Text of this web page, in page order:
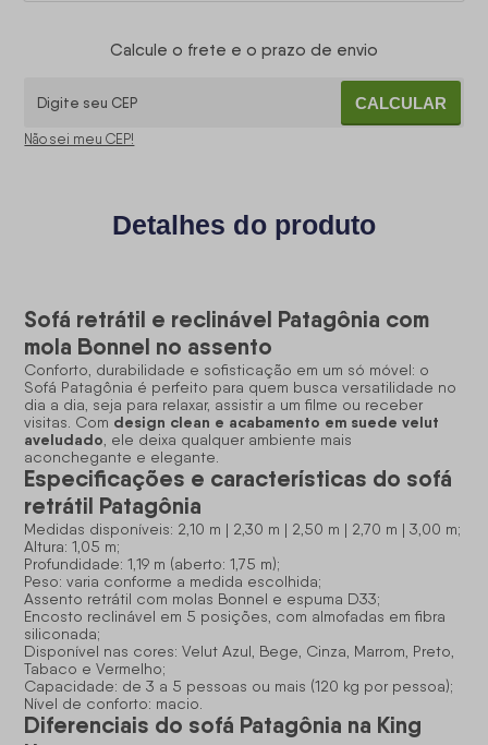
Calcule o frete e o prazo de envio
CALCULAR
Não sei meu CEP!
Detalhes do produto
Sofá retrátil e reclinável Patagônia com
mola Bonnel no assento
Conforto, durabilidade e sofisticação em um só móvel: o
Sofá Patagônia é perfeito para quem busca versatilidade no
dia a dia, seja para relaxar, assistir a um filme ou receber
visitas. Com design clean e acabamento em suede velut
aveludado, ele deixa qualquer ambiente mais
aconchegante e elegante.
Especificações e características do sofá
retrátil Patagônia
Medidas disponíveis: 2,10 m | 2,30 m | 2,50 m | 2,70 m | 3,00 m;
Altura: 1,05 m;
Profundidade: 1,19 m (aberto: 1,75 m);
Peso: varia conforme a medida escolhida;
Assento retrátil com molas Bonnel e espuma D33;
Encosto reclinável em 5 posições, com almofadas em fibra
siliconada;
Disponível nas cores: Velut Azul, Bege, Cinza, Marrom, Preto,
Tabaco e Vermelho;
Capacidade: de 3 a 5 pessoas ou mais (120 kg por pessoa);
Nível de conforto: macio.
Diferenciais do sofá Patagônia na King